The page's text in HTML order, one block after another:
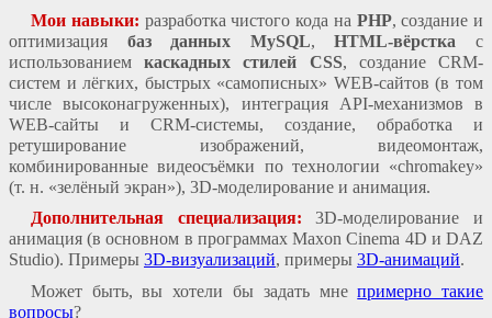
Мои навыки: разработка чистого кода на PHP, создание и
оптимизация баз данных MySQL,HTML-вёрстка с
использованиемкаскадных стилей CSS, создание CRM-
систем и лёгких, быстрых «самописных» WEB-сайтов (в том
числе высоконагруженных), интеграция API-механизмов в
WEB-сайты и CRM-системы, создание, обработка и
ретуширование изображений, видеомонтаж,
комбинированные видеосъёмки по технологии «chromakey»
(т. н. «зелёный экран»), 3D-моделирование и анимация.
Дополнительная специализация: 3D-моделирование и
анимация (в основном в программах Maxon Cinema 4D и DAZ
Studio). Примеры 3D-визуализаций, примеры 3D-анимаций.
Может быть, вы хотели бы задать мнепримерно такие
вопросы?